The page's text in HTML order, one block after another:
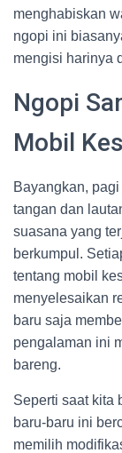
menghabiskan
ngopi ini
mengisi harinya
Ngopi
Mobil
Bayangkan,
tangan dan
suasana yang
berkumpul.
tentang mobil
menyelesaikan
baru saja
pengalaman ini
bareng.
Seperti saat kita
baru-baru ini
memilih